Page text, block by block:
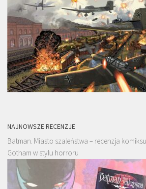
NAJNOWSZE RECENZJE
Batman. Miasto szaleństwa – recenzja
Gotham w stylu horroru